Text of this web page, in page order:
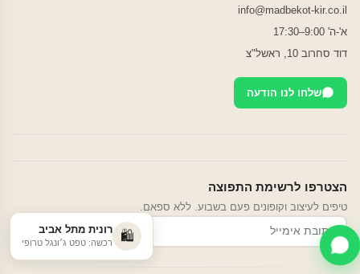
info@madbekot-kir.co.il
א'-ה' 9:00–17:30
דוד סחרוב 10, ראשל"צ
שלחו לנו הודעה
הצטרפו לרשימת התפוצה
טיפים לעיצוב וקופונים פעם בשבוע. ללא ספאם.
הרשמה 🛍️ רונית מתל אביב
רכשה: טפט ג׳ונגל טרופי